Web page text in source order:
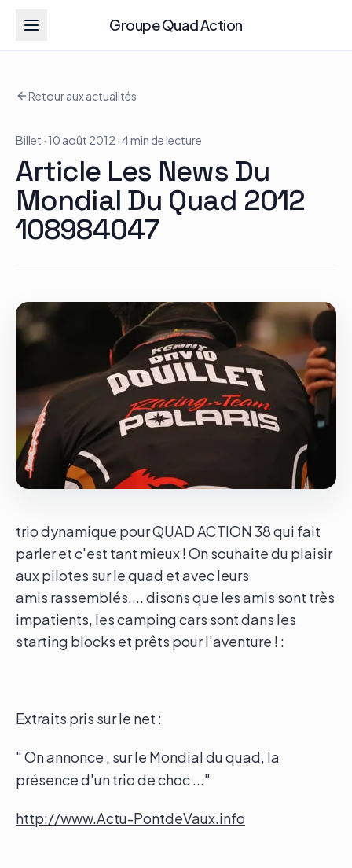
Groupe Quad Action
Groupe Quad Action
Accueil
RZR
ATV
RGR
Actualités
Le groupe
Contact
Retour aux actualités
Billet · 10 août 2012 · 4 min de lecture
Article Les News Du
Mondial Du Quad 2012
108984047
trio dynamique pour QUAD ACTION 38 qui fait
parler et c'est tant mieux ! On souhaite du plaisir
aux pilotes sur le quad et avec leurs
amis rassemblés.... disons que les amis sont très
impatients, les camping cars sont dans les
starting blocks et prêts pour l'aventure ! :
Extraits pris sur le net :
" On annonce , sur le Mondial du quad, la
présence d'un trio de choc ..."
http://www.Actu-PontdeVaux.info